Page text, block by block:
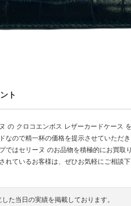
ト
の クロコエンボス レザーカードケース
なので精一杯の価格を提示させていただき
ではセリーヌ のお品物を積極的にお買取
れているお客様は、ぜひお気軽にご相談下
た当日の実績を掲載しております。